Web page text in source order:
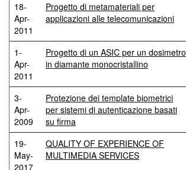
18-
Apr-
2011
Progetto di metamateriali per
applicazioni alle telecomunicazioni
1-
Apr-
2011
Progetto di un ASIC per un dosimetro
in diamante monocristallino
3-
Apr-
2009
Protezione dei template biometrici
per sistemi di autenticazione basati
su firma
19-
May-
2017
QUALITY OF EXPERIENCE OF
MULTIMEDIA SERVICES